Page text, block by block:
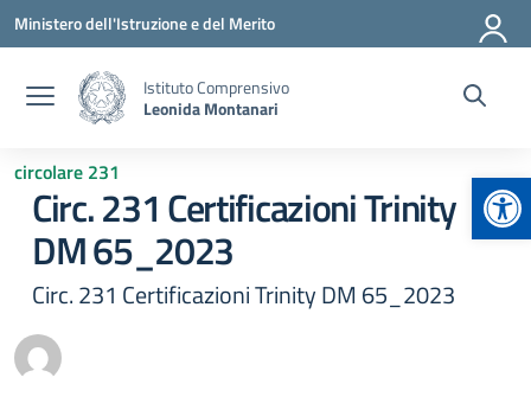
Vai ai contenuti
Vai al menu di navigazione
Vai al footer
Ministero dell'Istruzione e del Merito
Istituto Comprensivo
Leonida Montanari
circolare 231
Circ. 231 Certificazioni Trinity
DM 65_2023
Circ. 231 Certificazioni Trinity DM 65_2023